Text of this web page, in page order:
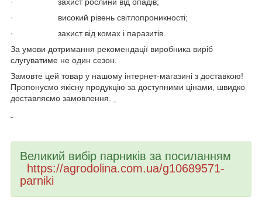
· високий рівень світлопроникності;
· захист від комах і паразитів.
За умови дотримання рекомендації виробника виріб
слугуватиме не один сезон.
Замовте цей товар у нашому інтернет-магазині з доставкою!
Пропонуємо якісну продукцію за доступними цінами, швидко
доставляємо замовлення.
Великий вибір парників за посиланням
https://agrodolina.com.ua/g10689571-
parniki